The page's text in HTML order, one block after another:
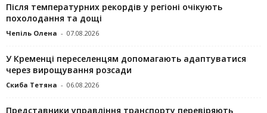
Після температурних рекордів у регіоні очікують
похолодання та дощі
Чепіль Олена - 07.08.2026
У Кременці переселенцям допомагають адаптуватися
через вирощування розсади
Скиба Тетяна - 06.08.2026
Представники управління транспорту перевіряють